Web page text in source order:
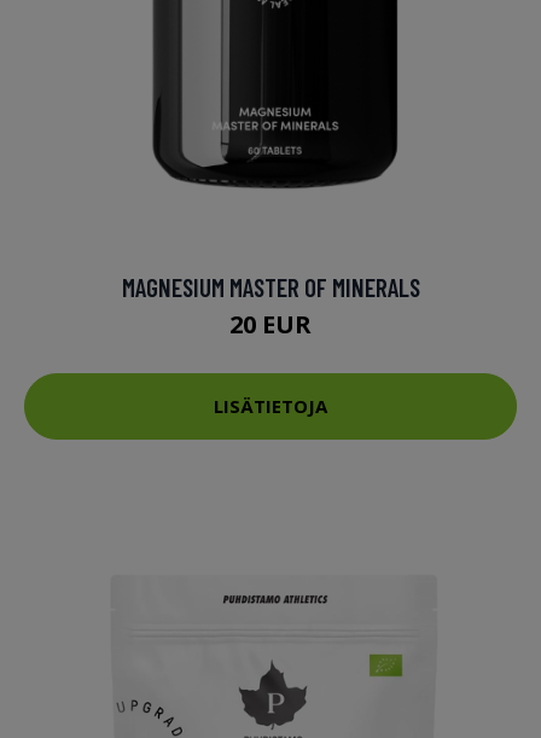
MAGNESIUM MASTER OF MINERALS
20 EUR
LISÄTIETOJA